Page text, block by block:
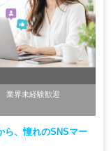
業界未経験歓迎
ら、憧れのSNSマー